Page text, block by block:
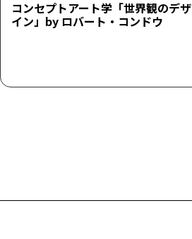
コンセプトアート学「世界観のデザ
イン」by ロバート・コンドウ